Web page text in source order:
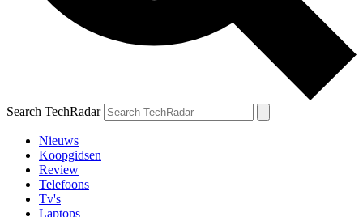
Search TechRadar
Nieuws
Koopgidsen
Review
Telefoons
Tv's
Laptops